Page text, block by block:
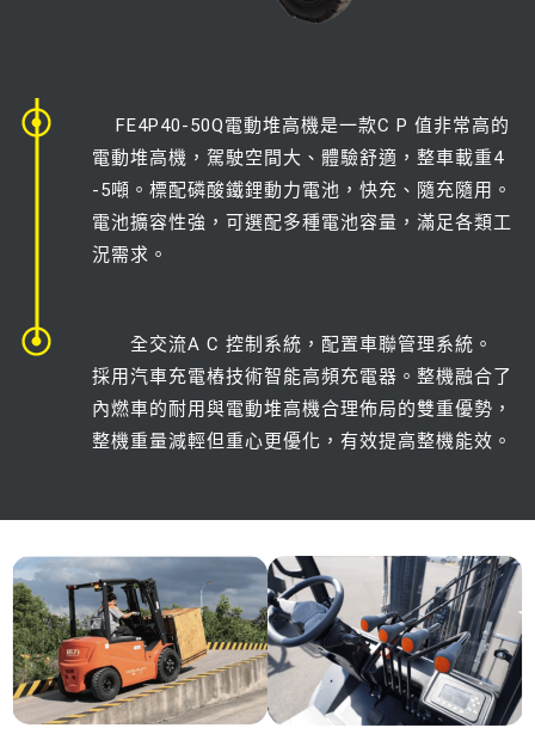
FE4P40-50Q電動堆高機是一款C P 值非常高的
電動堆高機，駕駛空間大、體驗舒適，整車載重4
-5噸。標配磷酸鐵鋰動力電池，快充、隨充隨用。
電池擴容性強，可選配多種電池容量，滿足各類工
況需求。
全交流A C 控制系統，配置車聯管理系統。
採用汽車充電樁技術智能高頻充電器。整機融合了
內燃車的耐用與電動堆高機合理佈局的雙重優勢，
整機重量減輕但重心更優化，有效提高整機能效。